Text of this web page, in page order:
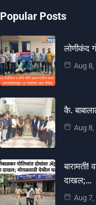
Popular Posts
लोणीकंद
Aug
कै.
Aug
बारामती!
दाखल;…
Aug